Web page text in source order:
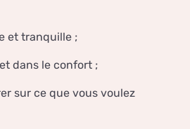
et tranquille ;
et dans le confort ;
sur ce que vous voulez